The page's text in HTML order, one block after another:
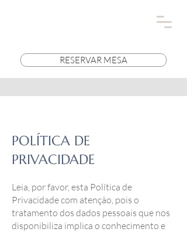
RESERVAR MESA
POLÍTICA DE
PRIVACIDADE
Leia, por favor, esta Política de
Privacidade com atenção, pois o
tratamento dos dados pessoais que nos
disponibiliza implica o conhecimento e